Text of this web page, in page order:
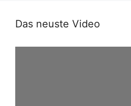
Das neuste Video